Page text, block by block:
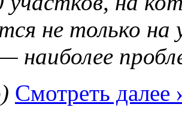
не только на
наиболее
Смотреть далее